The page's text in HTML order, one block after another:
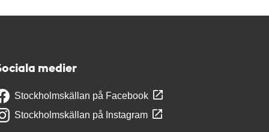
medier
Stockholmskällan på Facebook
Stockholmskällan på Instagram